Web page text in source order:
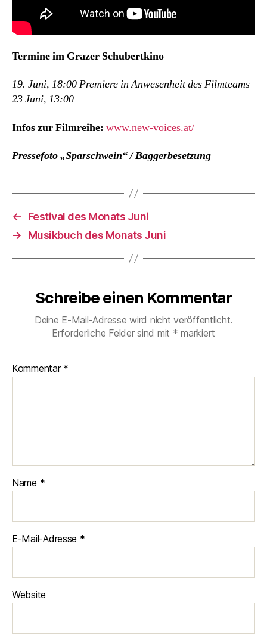
Termine im Grazer Schubertkino
19. Juni, 18:00 Premiere in Anwesenheit des Filmteams
23 Juni, 13:00
Infos zur Filmreihe: www.new-voices.at/
Pressefoto „Sparschwein“ / Baggerbesetzung
←
Festival des Monats Juni
→
Musikbuch des Monats Juni
Schreibe einen Kommentar
Deine E-Mail-Adresse wird nicht veröffentlicht.
Erforderliche Felder sind mit * markiert
Kommentar *
Name *
E-Mail-Adresse *
Website